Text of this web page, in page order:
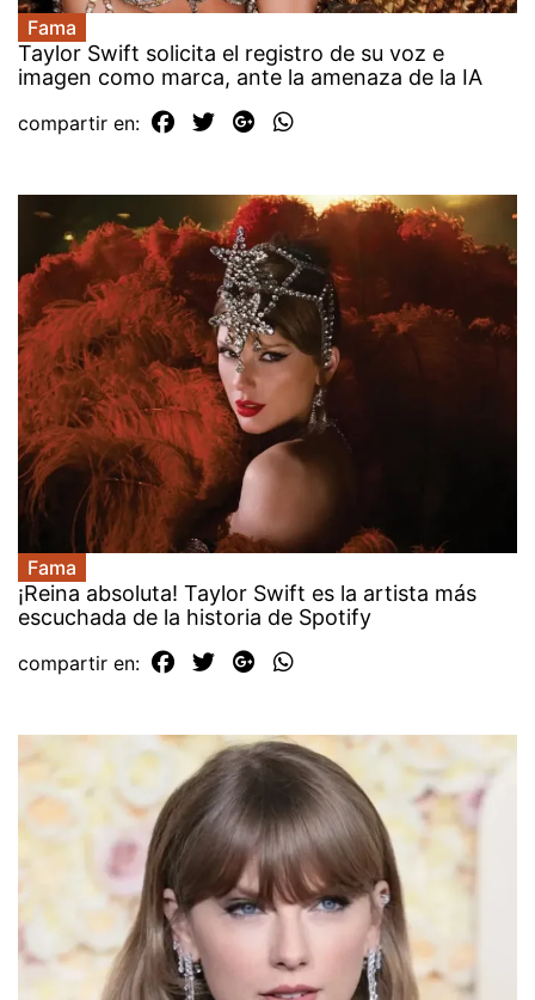
Fama
Taylor Swift solicita el registro de su voz e
imagen como marca, ante la amenaza de la IA
compartir en:
Fama
¡Reina absoluta! Taylor Swift es la artista más
escuchada de la historia de Spotify
compartir en: